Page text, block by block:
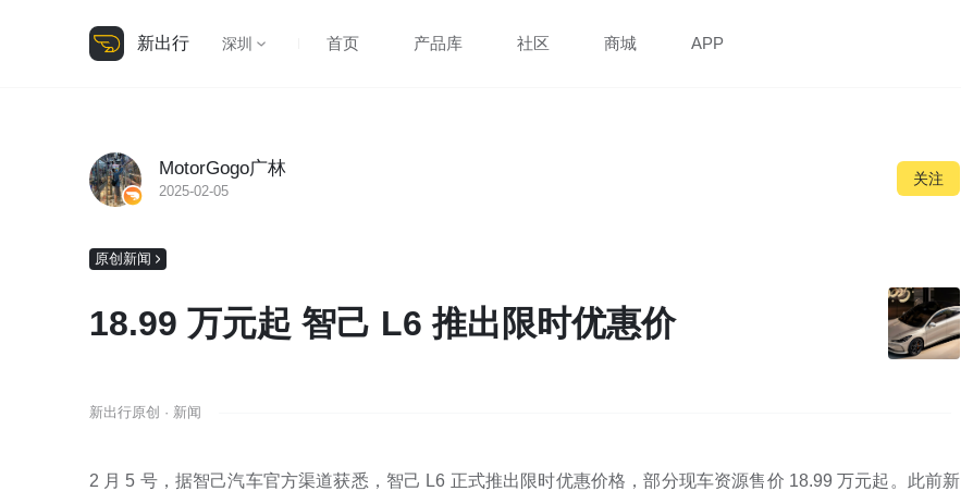
新出行 深圳 首页 产品库 社区 商城 APP
MotorGogo广林
2025-02-05
关注
原创新闻
18.99 万元起 智己 L6 推出限时优惠价
新出行原创 · 新闻
2 月 5 号，据智己汽车官方渠道获悉，智己 L6 正式推出限时优惠价格，部分现车资源售价 18.99 万元起。此前新